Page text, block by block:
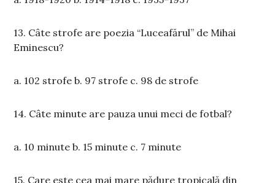
13. Câte strofe are poezia “Luceafărul” de Mihai
Eminescu?
a. 102 strofe b. 97 strofe c. 98 de strofe
14. Câte minute are pauza unui meci de fotbal?
a. 10 minute b. 15 minute c. 7 minute
15. Care este cea mai mare pădure tropicală din